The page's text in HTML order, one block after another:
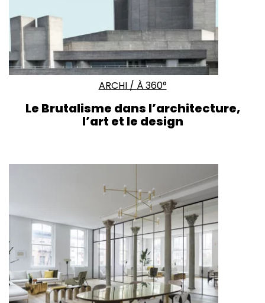
ARCHI/ À 360°
Le Brutalisme dans l’architecture,
l’art et le design